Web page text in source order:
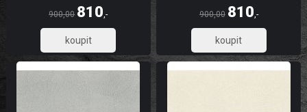
900,00 810 ,-
669,42
900,00 810 ,-
669,42